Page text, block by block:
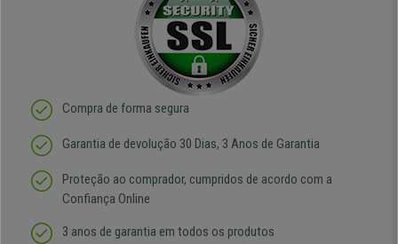
Compra de forma segura
Garantia de devolução 30 Dias, 3 Anos de Garantia
Proteção ao comprador, cumpridos de acordo com a
Confiança Online
3 anos de garantia em todos os produtos